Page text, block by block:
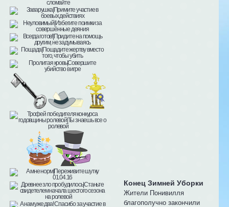
Конец Зимней Уборки
Жители Понивилля
благополучно закончили